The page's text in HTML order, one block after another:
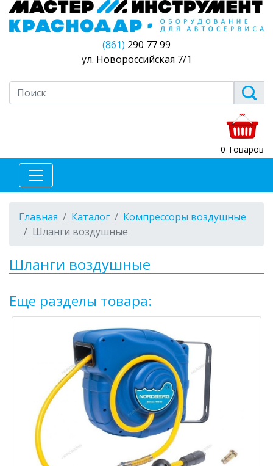
(861) 290 77 99
ул. Новороссийская 7/1
0 Товаров
Главная Каталог
Компрессоры воздушные
Шланги воздушные
Шланги воздушные
Еще разделы товара: